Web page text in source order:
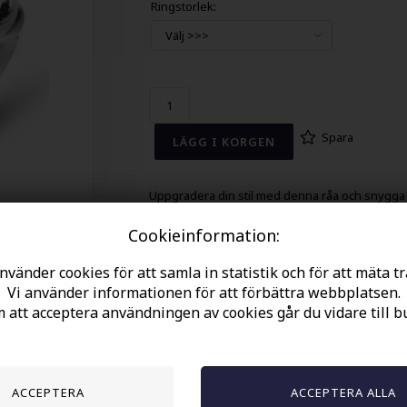
Cookieinformation:
cookies för att samla in statistik och för att mäta
Vi använder informationen för att förbättra webbplatsen.
att acceptera användningen av cookies går du vidare till
Ringstorlek:
Spara
Uppgradera din stil med denna råa och snygga
runt fingret tillför den ett starkt och maskulint
uttryck.
Ringen är 1,2 cm bred och gjord av ädelstål,
säkerställer hållbarhet och blank finish. Perfekt
de modiga och stilfulla männen. Tillgänglig i
färg. Idealisk för skull- eller biker-looken.